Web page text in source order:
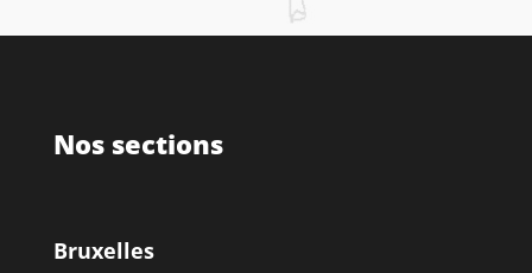
Nos sections
Bruxelles